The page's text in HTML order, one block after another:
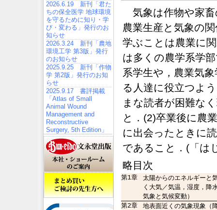
2026.6.19 新刊「君た
ちの保全医学 地球環境
を守るために知り・学
び・変わる」発行のお
知らせ
2026.3.24 新刊「農地
環境工学 第3版」発行
のお知らせ
2025.9.25 新刊「作物
学 第2版」発行のお知
らせ
2025.9.17 書評掲載
「Atlas of Small
Animal Wound
Management and
Reconstructive
Surgery, 5th Edition」
気象は作物や家畜
農業生産と気象の
学ぶことは農業に
は多くの農学系学
系学生や，農業気
る人達に役立つよ
まな読者が困難な
と．(2)卒業後に農
に出会ったときに
であること．(「は
略目次
第1章
太陽からのエネルギーと
く大気／気温，湿度，降
気象と気候変動）
第2章
地表面近くの気象現象（